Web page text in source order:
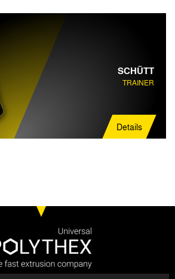
SCHÜTT
TRAINER
Details